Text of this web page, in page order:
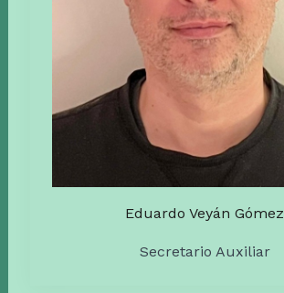
Eduardo Veyán Gómez
Secretario Auxiliar